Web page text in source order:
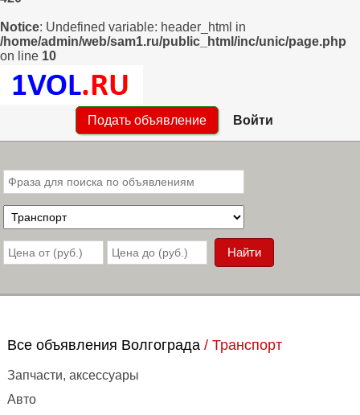
Notice: Undefined variable: header_html in
/home/admin/web/sam1.ru/public_html/inc/unic/page.php
on line 10
Подать объявление Войти
Все объявления Волгограда/ Транспорт
Запчасти, аксессуары
Авто